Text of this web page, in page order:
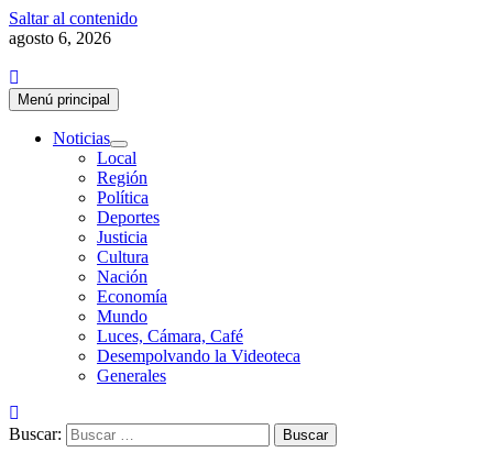
Saltar al contenido
agosto 6, 2026
Menú principal
Noticias
Local
Región
Política
Deportes
Justicia
Cultura
Nación
Economía
Mundo
Luces, Cámara, Café
Desempolvando la Videoteca
Generales
Buscar: